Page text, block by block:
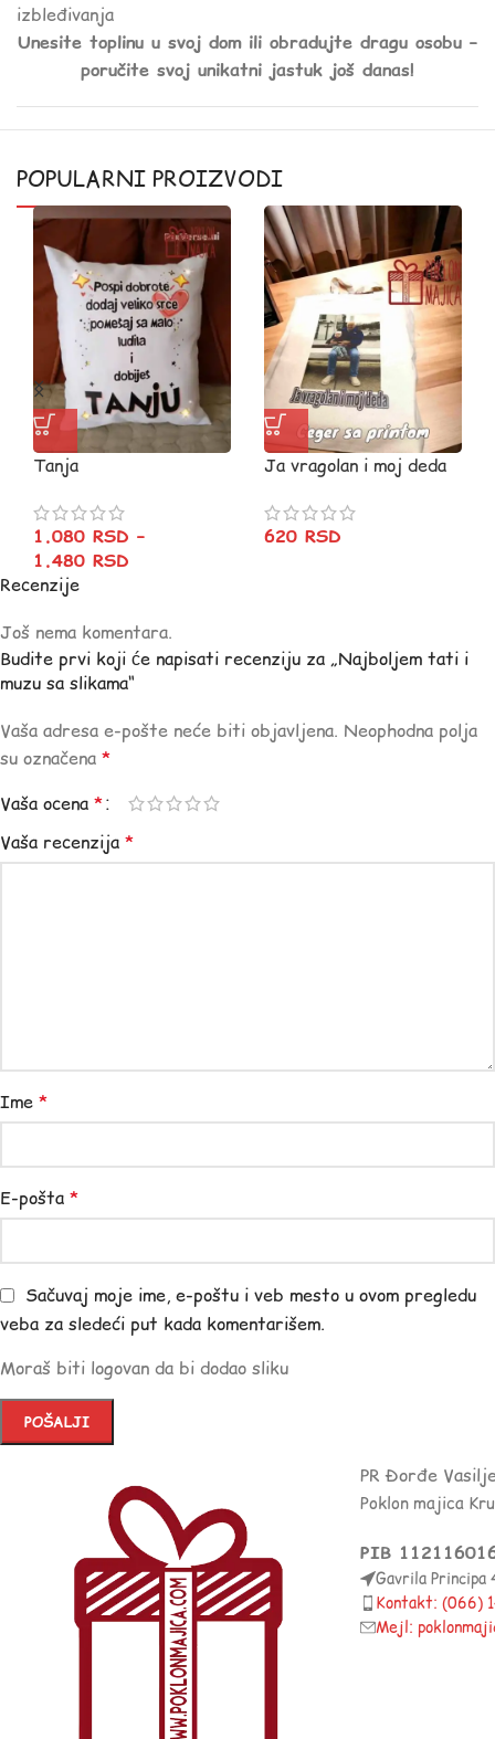
izbleđivanja
Unesite toplinu u svoj dom ili obradujte dragu osobu –
poručite svoj unikatni jastuk još danas!
POPULARNI PROIZVODI
Tanja
1.080 RSD –
1.480 RSD
Ja vragolan i moj deda
620 RSD
Recenzije
Još nema komentara.
Budite prvi koji će napisati recenziju za „Najboljem tati i
muzu sa slikama“
Vaša adresa e-pošte neće biti objavljena. Neophodna polja
su označena *
Vaša ocena *
Vaša recenzija *
Ime *
E-pošta *
Sačuvaj moje ime, e-poštu i veb mesto u ovom pregledu
veba za sledeći put kada komentarišem.
Moraš biti logovan da bi dodao sliku
PR Đorđe
Poklon majica
PIB
Gavrila Principa
Kontakt: (066)
Mejl: